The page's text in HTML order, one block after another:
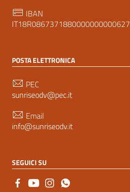
IBAN
IT18R0867371880000000000627
POSTA ELETTRONICA
PEC
sunriseodv@pec.it
Email
info@sunriseodv.it
SEGUICI SU